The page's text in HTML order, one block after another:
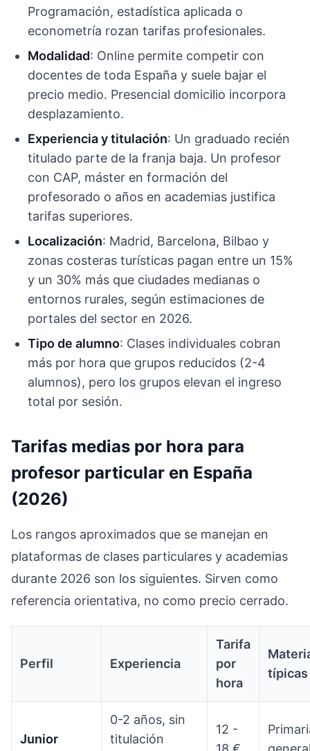
Programación, estadística aplicada o
econometría rozan tarifas profesionales.
Modalidad: Online permite competir con
docentes de toda España y suele bajar el
precio medio. Presencial domicilio incorpora
desplazamiento.
Experiencia y titulación: Un graduado recién
titulado parte de la franja baja. Un profesor
con CAP, máster en formación del
profesorado o años en academias justifica
tarifas superiores.
Localización: Madrid, Barcelona, Bilbao y
zonas costeras turísticas pagan entre un 15%
y un 30% más que ciudades medianas o
entornos rurales, según estimaciones de
portales del sector en 2026.
Tipo de alumno: Clases individuales cobran
más por hora que grupos reducidos (2-4
alumnos), pero los grupos elevan el ingreso
total por sesión.
Tarifas medias por hora para
profesor particular en España
(2026)
Los rangos aproximados que se manejan en
plataformas de clases particulares y academias
durante 2026 son los siguientes. Sirven como
referencia orientativa, no como precio cerrado.
Perfil Experiencia
Tarifa
por
hora
típicas
Junior
0-2 años, sin
titulación
12 -